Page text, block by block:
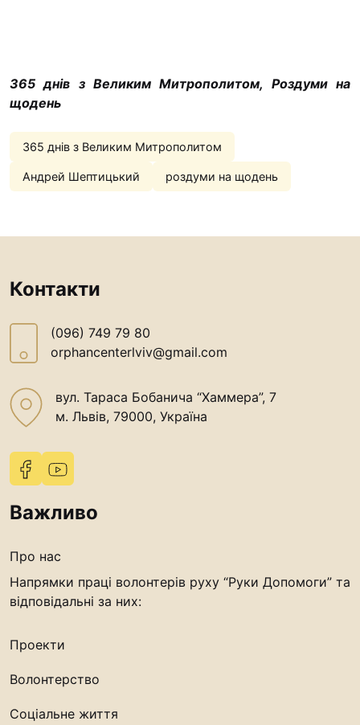
365 днів з Великим Митрополитом, Роздуми на
щодень
365 днів з Великим Митрополитом
Андрей Шептицький роздуми на щодень
Контакти
(096) 749 79 80
orphancenterlviv@gmail.com
вул. Тараса Бобанича “Хаммера”, 7
м. Львів, 79000, Україна
Важливо
Про нас
Напрямки праці волонтерів руху “Руки Допомоги” та
відповідальні за них:
Проекти
Волонтерство
Соціальне життя